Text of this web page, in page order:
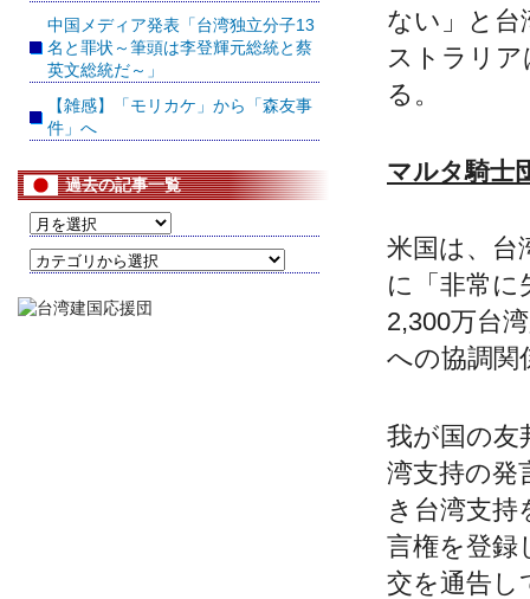
ない」と台
ストラリ
る。
マルタ騎士
米国は、台
に「非常
2,300万台
への協調関
我が国の友
湾支持の発
き台湾支
言権を登録
交を通告し
中国メディア発表「台湾独立分子13
名と罪状～筆頭は李登輝元総統と蔡
英文総統だ～」
【雑感】「モリカケ」から「森友事
件」へ
過去の記事一覧